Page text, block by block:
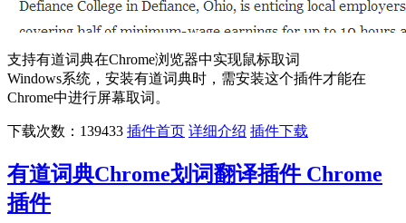
支持有道词典在Chrome浏览器中实现鼠标取词
Windows系统，安装有道词典时，需安装这个插件才能在
Chrome中进行屏幕取词。
下载次数：139433 插件首页 详细介绍 插件下载
有道词典Chrome划词翻译插件 Chrome
插件